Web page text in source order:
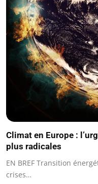
Climat en Europe :
plus radicales
EN BREF Transition
crises…